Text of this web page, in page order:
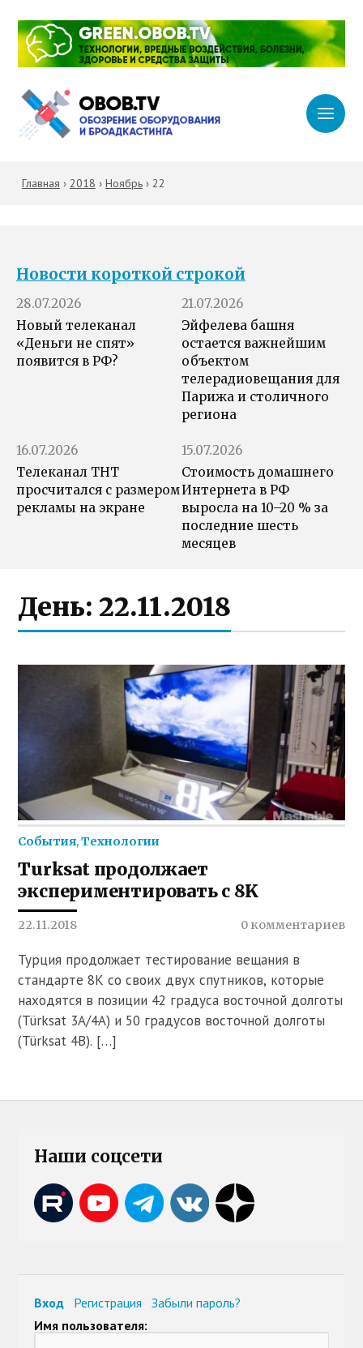
Главная › 2018 › Ноябрь› 22
Новости короткой строкой
28.07.2026
Новый телеканал
«Деньги не спят»
появится в РФ?
21.07.2026
Эйфелева башня
остается важнейшим
объектом
телерадиовещания для
Парижа и столичного
региона
16.07.2026
Телеканал ТНТ
просчитался с размером
рекламы на экране
15.07.2026
Стоимость домашнего
Интернета в РФ
выросла на 10–20 % за
последние шесть
месяцев
День:22.11.2018
События,Технологии
Turksat продолжает
экспериментировать с 8K
22.11.2018 0 комментариев
Турция продолжает тестирование вещания в
стандарте 8K со своих двух спутников, которые
находятся в позиции 42 градуса восточной долготы
(Türksat 3A/4A) и 50 градусов восточной долготы
(Türksat 4B). […]
Наши соцсети
Вход Регистрация
Забыли пароль?
Имя пользователя: